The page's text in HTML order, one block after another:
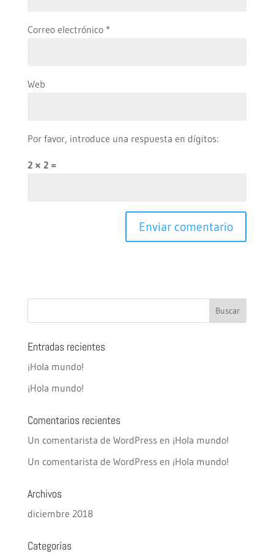
Correo electrónico *
Web
Por favor, introduce una respuesta en dígitos:
2 × 2 =
Entradas recientes
¡Hola mundo!
¡Hola mundo!
Comentarios recientes
Un comentarista de WordPressen ¡Hola mundo!
Un comentarista de WordPressen ¡Hola mundo!
Archivos
diciembre 2018
Categorías